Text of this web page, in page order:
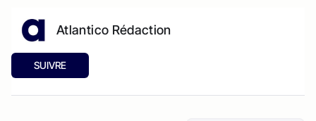
Atlantico Rédaction
SUIVRE